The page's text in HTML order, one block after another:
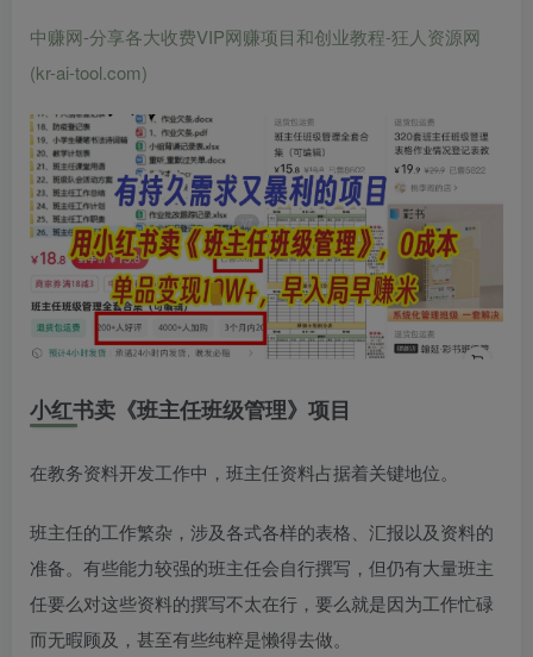
中赚网-分享各大收费VIP网赚项目和创业教程-狂人资源网
(kr-ai-tool.com)
小红书卖《班主任班级管理》项目
在教务资料开发工作中，班主任资料占据着关键地位。
班主任的工作繁杂，涉及各式各样的表格、汇报以及资料的
准备。有些能力较强的班主任会自行撰写，但仍有大量班主
任要么对这些资料的撰写不太在行，要么就是因为工作忙碌
而无暇顾及，甚至有些纯粹是懒得去做。